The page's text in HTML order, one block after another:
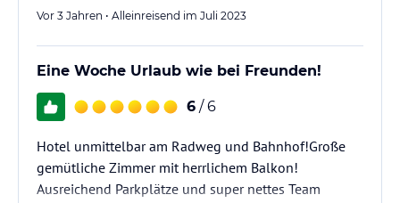
Vor 3 Jahren • Alleinreisend im Juli 2023
Eine Woche Urlaub wie bei Freunden!
6 / 6
Hotel unmittelbar am Radweg und Bahnhof!Große
gemütliche Zimmer mit herrlichem Balkon!
Ausreichend Parkplätze und super nettes Team